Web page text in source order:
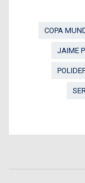
COPA
JAIME